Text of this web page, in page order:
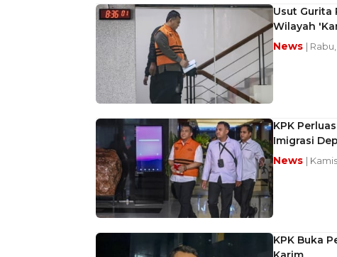
Usut Gurita
Wilayah
News |
KPK
Imigrasi
News |
KPK Buka